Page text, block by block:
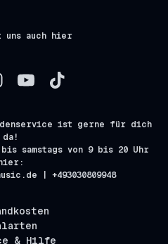
uns auch hier
ist gerne für dich
da!
samstags von 9 bis 20 Uhr
hier:
| +493030809948
& Hilfe